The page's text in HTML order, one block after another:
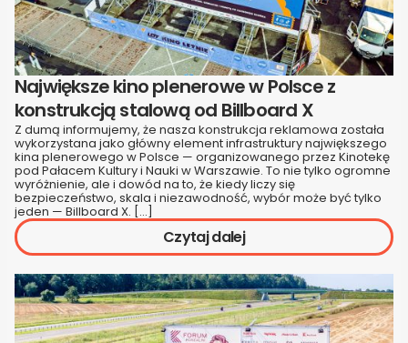
Największe kino plenerowe w Polsce z
konstrukcją stalową od Billboard X
Z dumą informujemy, że nasza konstrukcja reklamowa została
wykorzystana jako główny element infrastruktury największego
kina plenerowego w Polsce — organizowanego przez Kinotekę
pod Pałacem Kultury i Nauki w Warszawie. To nie tylko ogromne
wyróżnienie, ale i dowód na to, że kiedy liczy się
bezpieczeństwo, skala i niezawodność, wybór może być tylko
jeden — Billboard X. […]
Czytaj dalej